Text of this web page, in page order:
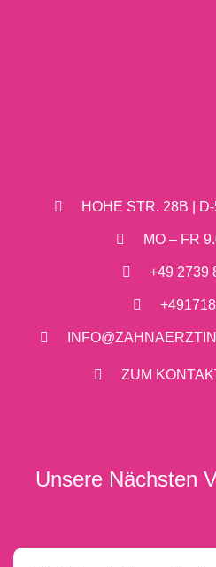
HOHE STR. 28B |
MO – FR
+49 2739
ZUM
Unsere Nächsten